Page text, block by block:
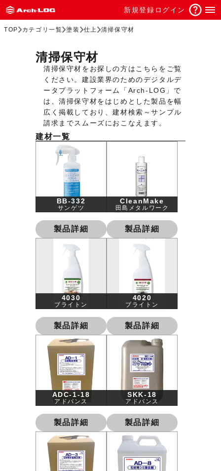
新規登録 ログイン
TOP カテゴリ一覧 塗装 仕上 清掃保守材
清掃保守材
清掃保守材をお探しの方はこちらをご覧
ください。建設業界のためのデジタルデ
ータプラットフォーム「Arch-LOG」で
は、清掃保守材をはじめとした製品を幅
広く掲載しており、建材検索～サンプル
請求までスムーズにおこなえます。
建材一覧
BB-332
サンゲツ
製品詳細
CleanMake
田島メタルワーク
製品詳細
4030
ブライトン
製品詳細
4020
ブライトン
製品詳細
ADC-1-18
アドバンス
製品詳細
SKK-18
アドバンス
製品詳細